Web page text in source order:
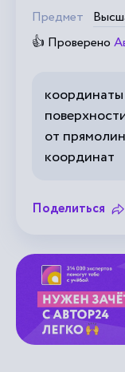
Предмет
👍 Проверено
от
координат
Поделиться